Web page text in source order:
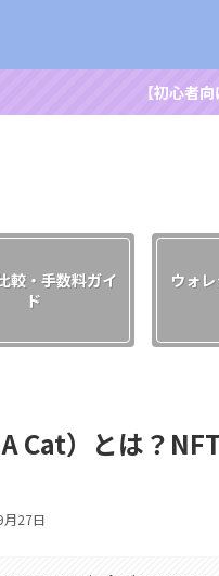
【初心者
較・手数料ガイ
ド
ウォ
Cat）とは？
月27日